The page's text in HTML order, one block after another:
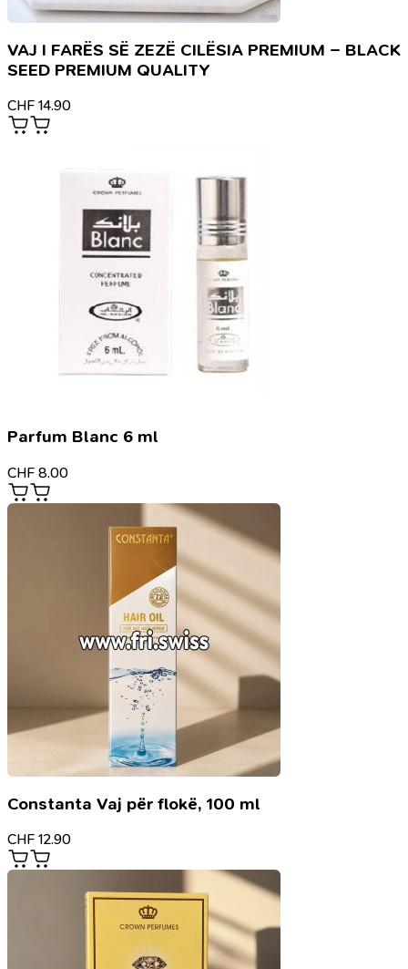
VAJ I FARËS SË ZEZË CILËSIA PREMIUM – BLACK
SEED PREMIUM QUALITY
CHF 14.90
Parfum Blanc 6 ml
CHF 8.00
Constanta Vaj për flokë, 100 ml
CHF 12.90